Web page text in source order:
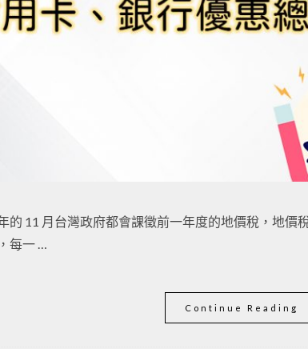
的 11 月台灣政府都會課徵前一年度的地價稅，地價
每一 …
Continue Reading